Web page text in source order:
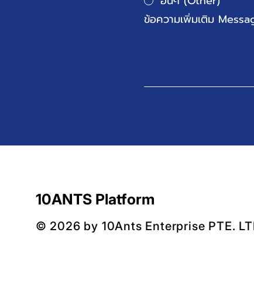
ข้อความเพิ่มเติม
10ANTS Platform
© 2026 by 10Ants Enterprise PTE.